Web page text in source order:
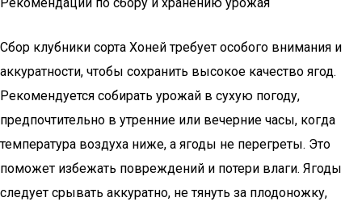
Сбор клубники сорта Хоней требует особого внимания и
аккуратности, чтобы сохранить высокое качество ягод.
Рекомендуется собирать урожай в сухую погоду,
предпочтительно в утренние или вечерние часы, когда
температура воздуха ниже, а ягоды не перегреты. Это
поможет избежать повреждений и потери влаги. Ягоды
следует срывать аккуратно, не тянуть за плодоножку,